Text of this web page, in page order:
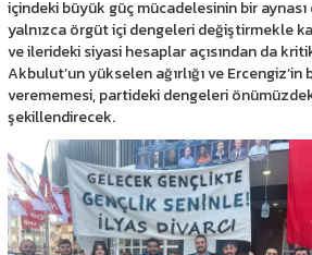
içindeki büyük güç mücadelesinin bir aynası
yalnızca örgüt içi dengeleri değiştirmekle
ve ilerideki siyasi hesaplar açısından da
Akbulut’un yükselen ağırlığı ve
verememesi, partideki dengeleri
şekillendirecek.